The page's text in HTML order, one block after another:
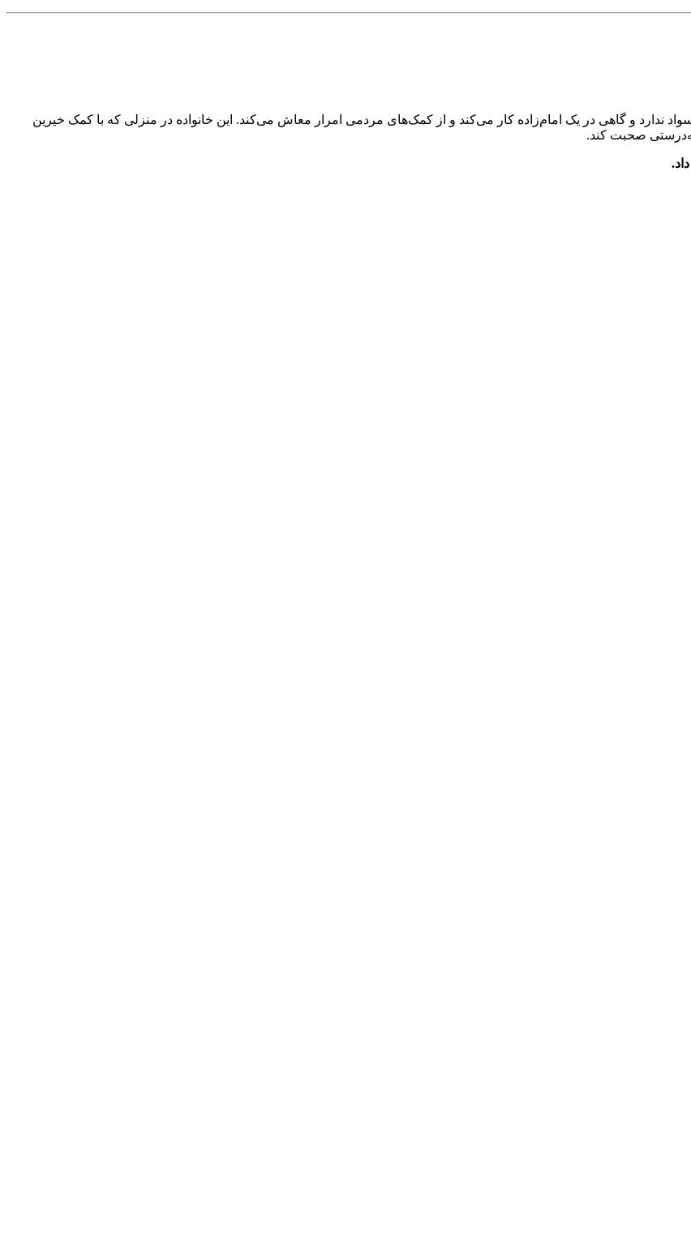
بوده و سواد ندارد و گاهی در یک امام‌زاده کار می‌کند و از کمک‌های مردمی امرار معاش می‌کند. این خانواده در منزلی که با کمک خیرین
صحبت کند.